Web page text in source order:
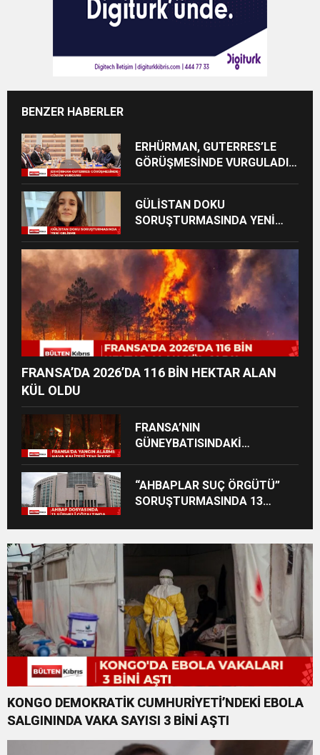
BENZER HABERLER
ERHÜRMAN, GUTERRES’LE
GÖRÜŞMESİNDE VURGULADI:
GÜLİSTAN DOKU
SORUŞTURMASINDA YENİ
VALİSİ FARKLI SUÇLARDAN
DA TUTUKLANDI
FRANSA’DA 2026’DA 116 BİN HEKTAR ALAN
KÜL OLDU
FRANSA’NIN
GÜNEYBATISINDAKİ
ALARM SEVİYESİNDE
“AHBAPLAR SUÇ ÖRGÜTÜ”
SORUŞTURMASINDA 13
KONGO DEMOKRATİK CUMHURİYETİ’NDEKİ EBOLA
SALGININDA VAKA SAYISI 3 BİNİ AŞTI